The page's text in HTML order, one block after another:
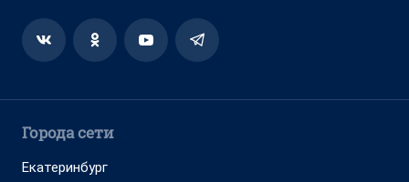
Города сети
Екатеринбург